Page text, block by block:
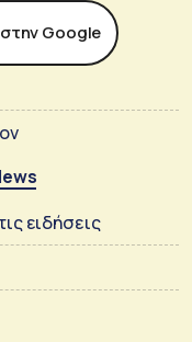
Google
ειδήσεις